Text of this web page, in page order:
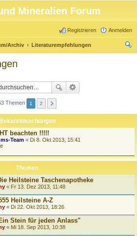
Mineralien Forum
Anmelden
Registrieren
Archiv
Literaturempfehlungen
Themen 1 2
beachten !!!!!
Team « Di 8. Okt 2013, 15:41
Themen
Heilsteine Taschenapotheke
« Fr 13. Dez 2013, 11:48
Heilsteine A-Z
« Di 22. Okt 2013, 18:26
Stein für jeden Anlass"
« Mi 18. Sep 2013, 10:38